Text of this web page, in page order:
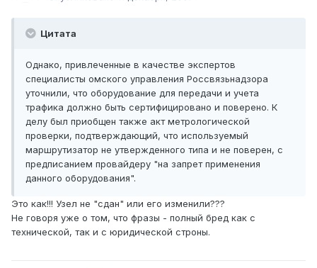
Цитата
Однако, привлеченные в качестве экспертов
специалисты омского управления Россвязьнадзора
уточнили, что оборудование для передачи и учета
трафика должно быть сертифицировано и поверено. К
делу был приобщен также акт метрологической
проверки, подтверждающий, что используемый
маршрутизатор не утвержденного типа и не поверен, с
предписанием провайдеру "на запрет применения
данного оборудования".
Это как!!! Узел не "сдан" или его изменили???
Не говоря уже о том, что фразы - полный бред как с
технической, так и с юридической строны.